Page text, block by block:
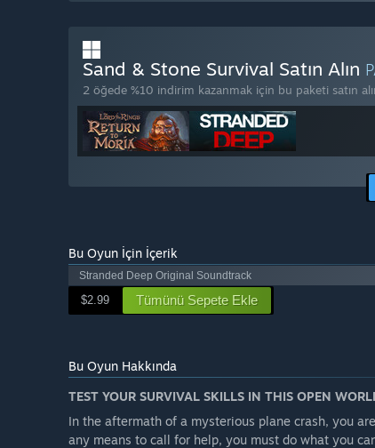
Sand & Stone Survival Satın Alın
2 öğede %10 indirim kazanmak için bu paketi satın
Bu Oyun İçin İçerik
Stranded Deep Original Soundtrack
$2.99 Tümünü Sepete Ekle
Bu Oyun Hakkında
TEST YOUR SURVIVAL SKILLS IN THIS OPEN
In the aftermath of a mysterious plane crash, you
any means to call for help, you must do what you